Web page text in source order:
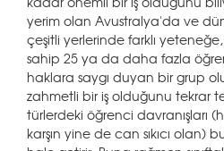
yerim olan Avustralya'da ve
çeşitli yerlerinde farklı
sahip 25 ya da daha fazla
haklara saygı duyan bir grup
zahmetli bir iş olduğunu tekrar
türlerdeki öğrenci davranışları
karşın yine de can sıkıcı olan)